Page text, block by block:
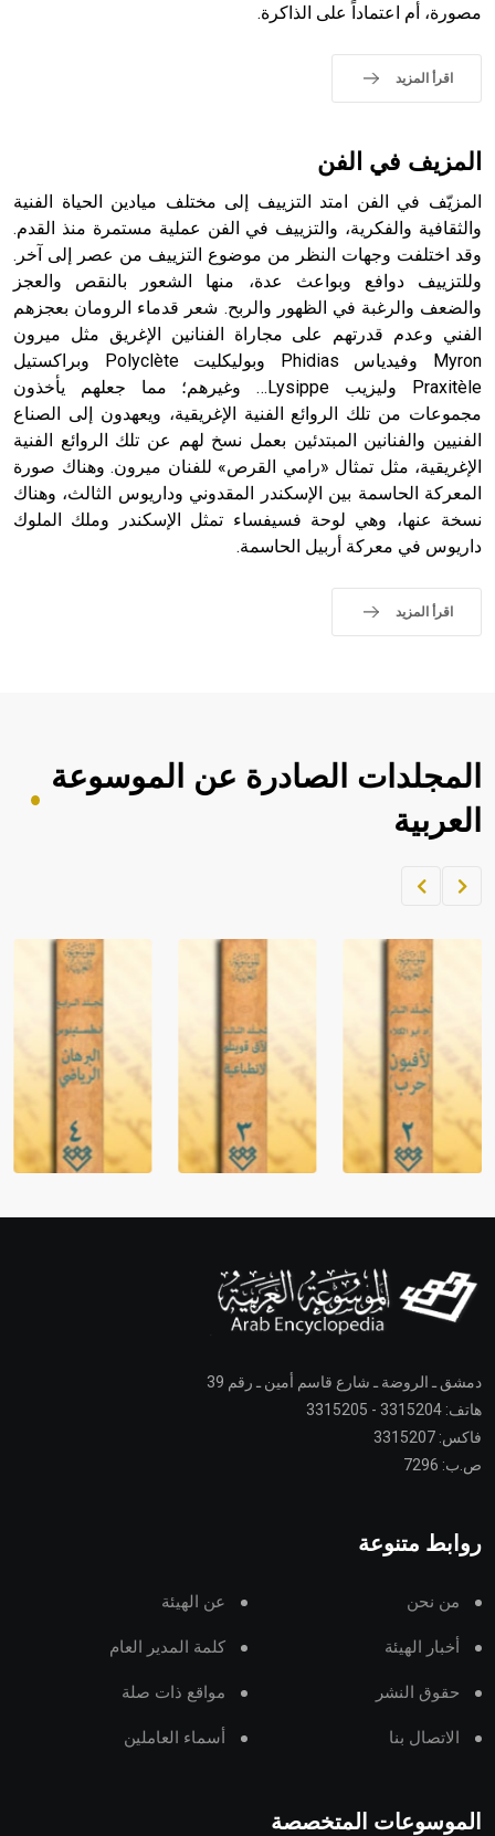
الملوك الذين حكموا مدينة إديسا (الرها) من أبجر الأول وحتى
sign تكتب منفصلة غير متصلة، وتعتمد المبدأ الأكوروفوني،
حيث تقتصر القيمة الصوتية للعلامة الك
مصورة، أم اعتماداً على الذاكرة.
اقرأ المزيد
المزيف في الفن
المزيّف في الفن امتد التزييف إلى مختلف ميادين الحياة الفنية
والثقافية والفكرية، والتزييف في الفن عملية مستمرة منذ القدم.
وقد اختلفت وجهات النظر من موضوع التزييف من عصر إلى آخر.
وللتزييف دوافع وبواعث عدة، منها الشعور بالنقص والعجز
والضعف والرغبة في الظهور والربح. شعر قدماء الرومان بعجزهم
الفني وعدم قدرتهم على مجاراة الفنانين الإغريق مثل ميرون
Myron وفيدياس Phidias وبوليكليت Polyclète وبراكستيل
Praxitèle وليزيب Lysippe… وغيرهم؛ مما جعلهم يأخذون
مجموعات من تلك الروائع الفنية الإغريقية، ويعهدون إلى الصناع
الفنيين والفنانين المبتدئين بعمل نسخ لهم عن تلك الروائع الفنية
الإغريقية، مثل تمثال «رامي القرص» للفنان ميرون. وهناك صورة
المعركة الحاسمة بين الإسكندر المقدوني وداريوس الثالث، وهناك
نسخة عنها، وهي لوحة فسيفساء تمثل الإسكندر وملك الملوك
داريوس في معركة أربيل الحاسمة.
اقرأ المزيد
المجلدات الصادرة عن الموسوعة
العربية
دمشق ـ الروضة ـ شارع قاسم أمين ـ رقم 39
هاتف: 3315204 - 3315205
فاكس: 3315207
ص.ب: 7296
روابط متنوعة
من نحن عن الهيئة
أخبار الهيئة كلمة المدير العام
حقوق النشر مواقع ذات صلة
الاتصال بنا أسماء العاملين
الموسوعات المتخصصة